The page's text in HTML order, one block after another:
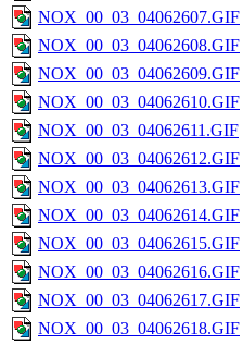
NOX_00_03_04062607.GIF
NOX_00_03_04062608.GIF
NOX_00_03_04062609.GIF
NOX_00_03_04062610.GIF
NOX_00_03_04062611.GIF
NOX_00_03_04062612.GIF
NOX_00_03_04062613.GIF
NOX_00_03_04062614.GIF
NOX_00_03_04062615.GIF
NOX_00_03_04062616.GIF
NOX_00_03_04062617.GIF
NOX_00_03_04062618.GIF